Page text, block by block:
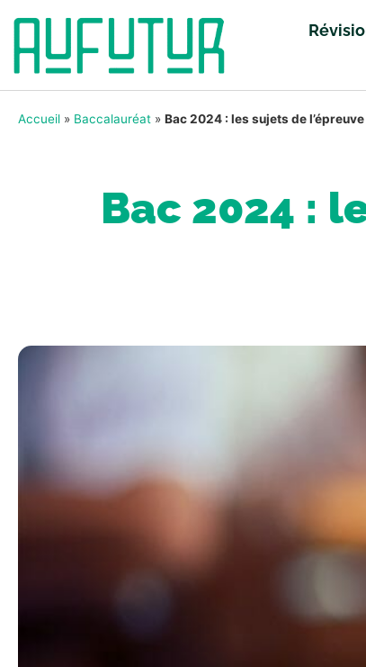
Accueil » Baccalauréat » Bac 2024 : les sujets de
Bac 2024 :